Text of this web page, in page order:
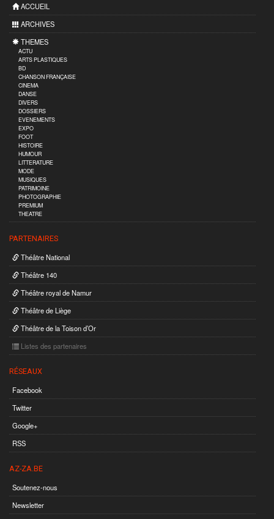
ACCUEIL
ARCHIVES
THEMES
ACTU
ARTS PLASTIQUES
BD
CHANSON FRANÇAISE
CINEMA
DANSE
DIVERS
DOSSIERS
EVENEMENTS
EXPO
FOOT
HISTOIRE
HUMOUR
LITTERATURE
MODE
MUSIQUES
PATRIMOINE
PHOTOGRAPHIE
PREMIUM
THEATRE
PARTENAIRES
Théâtre National
Théâtre 140
Théâtre royal de Namur
Théâtre de Liège
Théâtre de la Toison d’Or
Listes des partenaires
RÉSEAUX
Facebook
Twitter
Google+
RSS
AZ-ZA.BE
Soutenez-nous
Newsletter